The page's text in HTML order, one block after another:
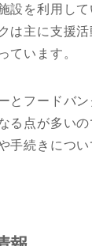
設を利用し
は主に支援
ています。
とフードバ
る点が多い
手続きについ